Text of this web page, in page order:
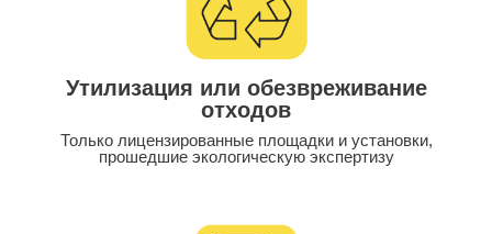
Утилизация или обезвреживание
отходов
Только лицензированные площадки и установки,
прошедшие экологическую экспертизу